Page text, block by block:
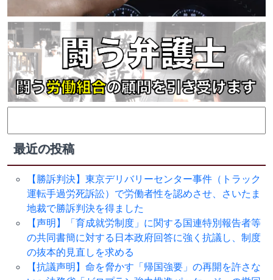
索:
最近の投稿
【勝訴判決】東京デリバリーセンター事件（トラック
運転手過労死訴訟）で労働者性を認めさせ、さいたま
地裁で勝訴判決を得ました
【声明】「育成就労制度」に関する国連特別報告者等
の共同書簡に対する日本政府回答に強く抗議し、制度
の抜本的見直しを求める
【抗議声明】命を脅かす「帰国強要」の再開を許さな